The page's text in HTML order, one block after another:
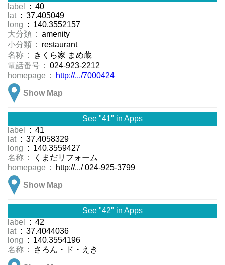
label
: 40
lat : 37.405049
long : 140.3552157
大分類 : amenity
小分類 : restaurant
名称 : きくら家 まめ蔵
電話番号 : 024-923-2212
homepage :
http://.../7000424
Show Map
See "41" in Apps
label
: 41
lat : 37.4058329
long : 140.3559427
名称 : くまだリフォーム
homepage : http://.../ 024-925-3799
Show Map
See "42" in Apps
label
: 42
lat : 37.4044036
long : 140.3554196
名称 : さろん・ド・えき